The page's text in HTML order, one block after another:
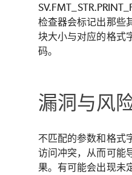
检查器会标记出那些
块大小与对应的格式
码。
漏洞与风
不匹配的参数和格式
访问冲突，从而可能
果。有可能会出现未